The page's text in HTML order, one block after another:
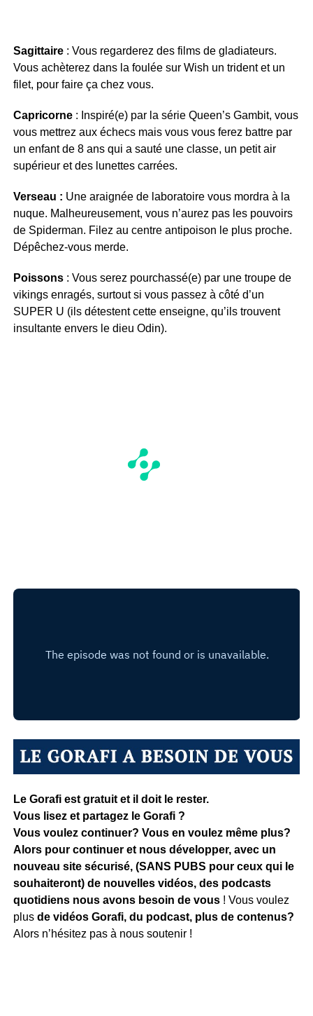
Sagittaire: Vous regarderez des films de gladiateurs.
Vous achèterez dans la foulée sur Wish un trident et un
filet, pour faire ça chez vous.
Capricorne: Inspiré(e) par la série Queen’s Gambit, vous
vous mettrez aux échecs mais vous vous ferez battre par
un enfant de 8 ans qui a sauté une classe, un petit air
supérieur et des lunettes carrées.
Verseau : Une araignée de laboratoire vous mordra à la
nuque. Malheureusement, vous n’aurez pas les pouvoirs
de Spiderman. Filez au centre antipoison le plus proche.
Dépêchez-vous merde.
Poissons: Vous serez pourchassé(e) par une troupe de
vikings enragés, surtout si vous passez à côté d’un
SUPER U (ils détestent cette enseigne, qu’ils trouvent
insultante envers le dieu Odin).
Le Gorafi est gratuit et il doit le rester.
Vous lisez et partagez le Gorafi ?
Vous voulez continuer? Vous en voulez même plus?
Alors pour continuer et nous développer, avec un
nouveau site sécurisé, (SANS PUBS pour ceux qui le
souhaiteront) de nouvelles vidéos, des podcasts
quotidiens nous avons besoin de vous ! Vous voulez
plus de vidéos Gorafi, du podcast, plus de contenus?
Alors n’hésitez pas à nous soutenir !